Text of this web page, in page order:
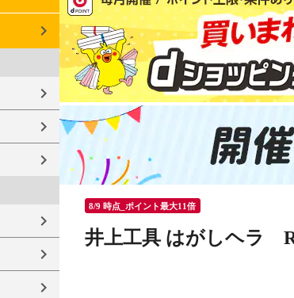
8/9 時点_ポイント最大11倍
井上工具 はがしヘラ